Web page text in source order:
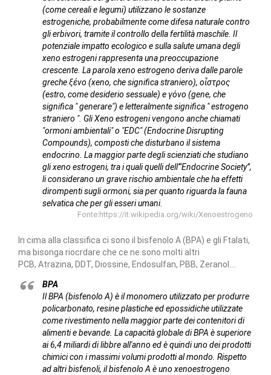
(come cereali e legumi) utilizzano le sostanze
estrogeniche, probabilmente come difesa naturale contro
gli erbivori, tramite il controllo della fertilità maschile. Il
potenziale impatto ecologico e sulla salute umana degli
xeno estrogeni rappresenta una preoccupazione
crescente. La parola xeno estrogeno deriva dalle parole
greche ξένο (xeno, che significa straniero), οἶστρος
(estro, come desiderio sessuale) e γόνο (gene, che
significa " generare") e letteralmente significa " estrogeno
straniero ". Gli Xeno estrogeni vengono anche chiamati
"ormoni ambientali" o "EDC" (Endocrine Disrupting
Compounds), composti che disturbano il sistema
endocrino. La maggior parte degli scienziati che studiano
gli xeno estrogeni, tra i quali quelli dell'“Endocrine Society”,
li considerano un grave rischio ambientale che ha effetti
dirompenti sugli ormoni, sia per quanto riguarda la fauna
selvatica che per gli esseri umani.
Fonte:https://it.wikipedia.org/wiki/Xenoestrogeno
In cima alla classifica ci sono il bisfenolo A (BPA) e gli Ftalati,
ma bisonga riocrdare che ce ne sono molti altri
PCB, Atrazina, DDT, Diossine, Endosulfan, PBB, Zeranol....
BPA
Il BPA (bisfenolo A) è il monomero utilizzato per produrre
policarbonato, resine plastiche ed epossidiche utilizzate
come rivestimento nella maggior parte dei contenitori di
alimenti e bevande. La capacità globale di BPA è superiore
ai 6,4 miliardi di libbre all'anno ed è quindi uno dei prodotti
chimici con i massimi volumi prodotti al mondo. Rispetto
ad altri bisfenoli, il bisfenolo A è uno xenoestrogeno